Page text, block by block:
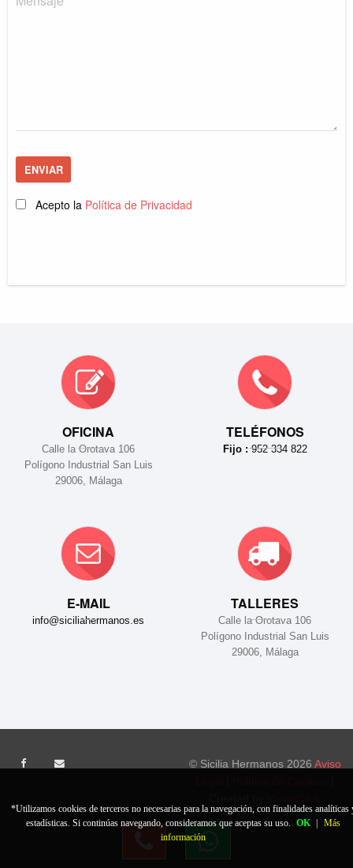
ENVIAR
Acepto la Política de Privacidad
OFICINA
Calle la Orotava 106
Polígono Industrial San Luis
29006, Málaga
TELÉFONOS
Fijo :952 334 822
E-MAIL
info@siciliahermanos.es
TALLERES
Calle la Orotava 106
Polígono Industrial San Luis
29006, Málaga
© Sicilia Hermanos 2026 Aviso
*Utilizamos cookies de terceros no necesarias para la navegación, con finalidades analíticas
estadísticas. Si continúas navegando, consideramos que aceptas su uso.
OK
Más
información